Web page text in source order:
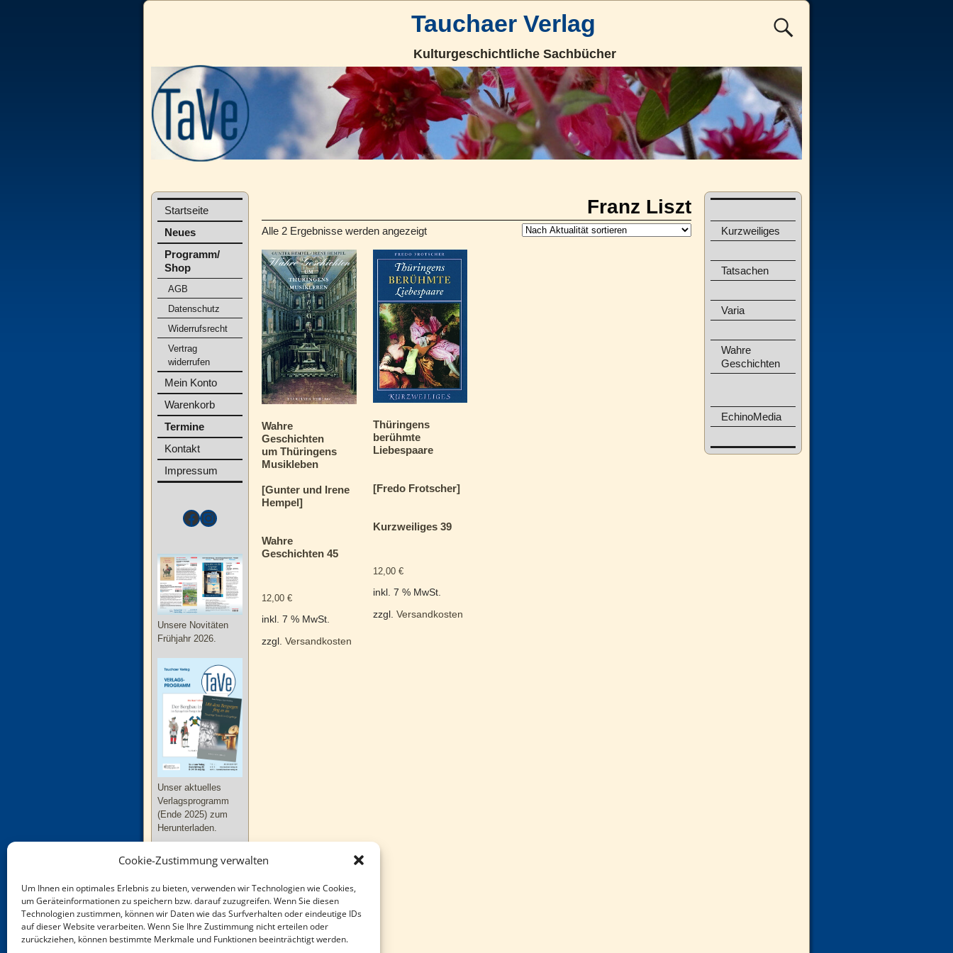
Cookie-Zustimmung verwalten
Um Ihnen ein optimales Erlebnis zu bieten, verwenden wir Technologien wie Cookies,
um Geräteinformationen zu speichern bzw. darauf zuzugreifen. Wenn Sie diesen
Technologien zustimmen, können wir Daten wie das Surfverhalten oder eindeutige IDs
auf dieser Website verarbeiten. Wenn Sie Ihre Zustimmung nicht erteilen oder
zurückziehen, können bestimmte Merkmale und Funktionen beeinträchtigt werden.
Tauchaer Verlag
Kulturgeschichtliche Sachbücher
Franz Liszt
Alle 2 Ergebnisse werden angezeigt
Wahre
Geschichten
um Thüringens
Musikleben
[Gunter und Irene
Hempel]
Wahre
Geschichten 45
12,00€
inkl. 7 % MwSt.
zzgl.Versandkosten
Thüringens
berühmte
Liebespaare
[Fredo Frotscher]
Kurzweiliges 39
12,00 €
inkl. 7 % MwSt.
zzgl. Versandkosten
Startseite
Neues
Programm/
Shop
AGB
Datenschutz
Widerrufsrecht
Vertrag
widerrufen
Mein Konto
Warenkorb
Termine
Kontakt
Impressum
Unsere Novitäten
Frühjahr 2026.
Unser aktuelles
Verlagsprogramm
(Ende 2025) zum
Herunterladen.
Neue Bücher zu
Thüringen und
Sachsen-Anhalt im
Kurzweiliges
Tatsachen
Varia
Wahre
Geschichten
EchinoMedia